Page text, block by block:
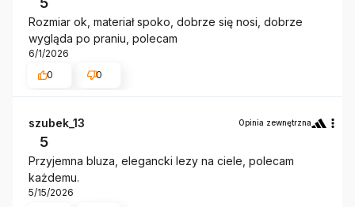
Rozmiar ok, materiał spoko, dobrze się nosi, dobrze
wygląda po praniu, polecam
6/1/2026
0
0
szubek_13 Opinia zewnętrzna
5
Przyjemna bluza, elegancki lezy na ciele, polecam
każdemu.
5/15/2026